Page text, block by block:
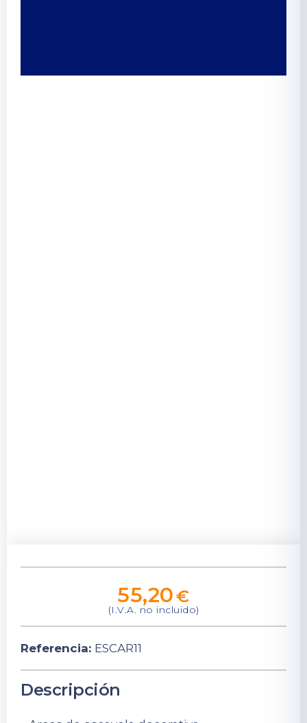
55,20€
(I.V.A. no incluido)
Referencia: ESCAR11
Descripción